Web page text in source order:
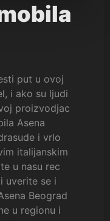
put u ovoj
i ako su ljudi
proizvodjac
Asena
i vrlo
italijanskim
u nasu rec
uverite se i
Beograd
u regionu i